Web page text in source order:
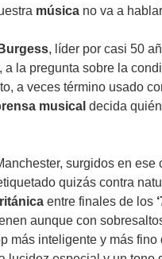
música no va a
, líder por casi 50
a la pregunta sobre la
a veces término usado
musical decida
surgidos en ese
quizás contra
entre finales de los
aunque con
más inteligente y más fino